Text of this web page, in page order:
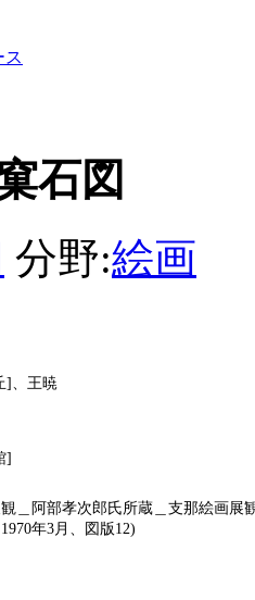
ス
石図
分野:絵画
]、王暁
]
観＿阿部孝次郎氏所蔵＿支那絵画
年3月、図版12)